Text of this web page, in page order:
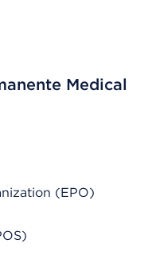
Medical
(EPO)